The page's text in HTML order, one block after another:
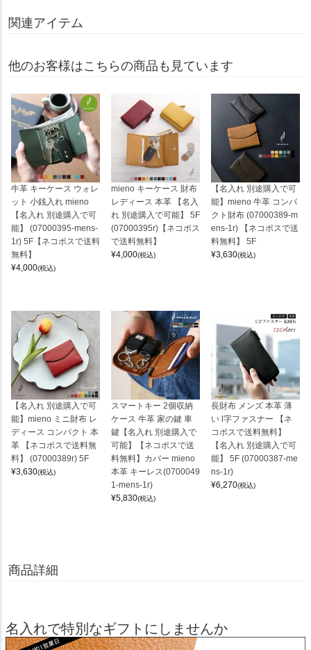
関連アイテム
他のお客様はこちらの商品も見ています
牛革 キーケース ウォレ
ット 小銭入れ mieno
【名入れ 別途購入で可
能】 (07000395-mens-
1r) 5F【ネコポスで送料
無料】
¥4,000(税込)
mieno キーケース 財布
レディース 本革 【名入
れ 別途購入で可能】 5F
(07000395r)【ネコポス
で送料無料】
¥4,000(税込)
【名入れ 別途購入で可
能】mieno 牛革 コンパ
クト財布 (07000389-m
ens-1r) 【ネコポスで送
料無料】 5F
¥3,630(税込)
【名入れ 別途購入で可
能】mieno ミニ財布 レ
ディース コンパクト 本
革 【ネコポスで送料無
料】 (07000389r) 5F
¥3,630(税込)
スマートキー 2個収納
ケース 牛革 家の鍵 車
鍵【名入れ 別途購入で
可能】【ネコポスで送
料無料】カバー mieno
本革 キーレス(0700049
1-mens-1r)
¥5,830(税込)
長財布 メンズ 本革 薄
い l字ファスナー 【ネ
コポスで送料無料】
【名入れ 別途購入で可
能】 5F (07000387-me
ns-1r)
¥6,270(税込)
商品詳細
名入れで特別なギフトにしませんか